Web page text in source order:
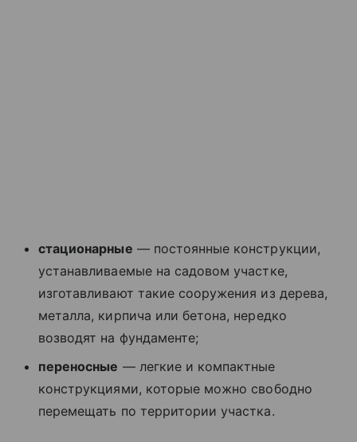
стационарные — постоянные конструкции,
устанавливаемые на садовом участке,
изготавливают такие сооружения из дерева,
металла, кирпича или бетона, нередко
возводят на фундаменте;
переносные — легкие и компактные
конструкциями, которые можно свободно
перемещать по территории участка.